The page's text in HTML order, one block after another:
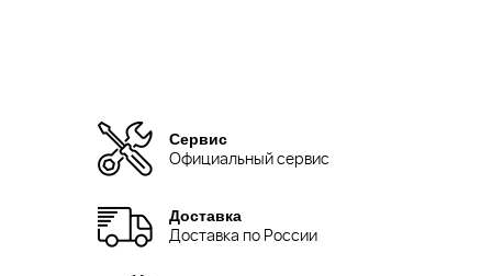
Сервис
Официальный сервис
Доставка
Доставка по России